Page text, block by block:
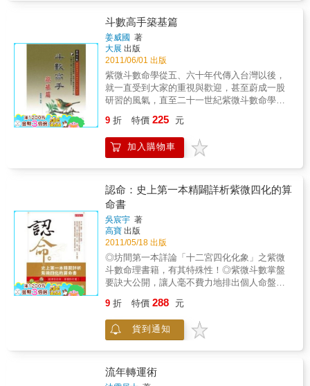
方式介紹詳細介紹各格局及星斗在命宮的特性
與影響特別收錄健康與財富的宮位解析融會貫
通紫微斗數的奧秘讓你算命不求人，更能掌握
命運
古往今來的所有預測術中，紫微斗數是最嚴密
的，最大氣的，也是最玄妙的，被冠為古代群
數之首。為了明晰紫微斗數的理論體系，展現
其種種特色，使之為今所用，本書在參考權威
古本的基礎上，綜合歷代研究成果，深入淺出
地分析了紫微斗數的推算與論斷體系。全書設
計了豐富的示意圖和表格，對命盤的排列過程
進行了重點介紹，詳細解讀了每一個步驟，深
入分析了每一個星曜，並配以大量命理參斷的
解這種現代編輯方法，更深入地闡釋了道教天
文歷算學，是讀者瞭解中國傳統文化，認識自
我人生的一個窗口。如果你想一探人生究竟，
一下「天下第一神數」所包含的人生玄機！當
夜幕降臨，你抬頭仰望滿天星斗的時候，是不
是經常感嘆宇宙的浩渺與人生的神秘？是不是
也想一探那美麗星辰的究竟？其實，這並不是
你一個人的感嘆與好奇，而是人類亙古的迷思
與夢想。早在幾千年前，道教宗師就開始思索
星辰與人生的關係，並利用宇宙能量場原理，
比附廣為人知的封神故事，發展出了一套體系
中國傳統最精準的吉凶預測術◎深入淺出：用
生動的話語和循循善誘的方式講述「天下第一
神數」，帶你認識紫微斗數的奧妙。◎生活實
用：幫你在滿天星空中找到屬於你的座標，推
繪圖：200多幅手繪圖，精心設計的推算流程，
細緻著色的明代繡像畫，收藏、餽贈幾相宜。
斗數高手築基篇
姜威國 著
大展 出版
2011/06/01 出版
紫微斗數命學從五、六十年代傳入台灣以後，
就一直受到大家的重視與歡迎，甚至蔚成一股
研習的風氣，直至二十一世紀紫微斗數命學從
的重視與歡迎，甚至蔚成一股研習的風氣，直
至二十一世紀的今日，仍舊是風華不減，至於
對未知的將來，相信也一樣有著其令人著迷的
也都會刻意地去瀏覽一下，看看有沒有比較新
穎突出或是具有創意性的作品，畢竟代代有新
人輩出，這樣對於紫微斗數延傳的使命，才不
至於辜負古人的一番用心與傳承。在前兩本著
作『斗數高手—實戰過招』與『斗數高手—星
曜秘儀解碼』中，筆者也盡量不用條文規則去
解釋相關內容，畢竟若都是以「背誦」的角度
來研習，那可保證的是—你一輩子都背不完
—。這本書是提供給從未研習過紫微斗數的讀
者所撰寫，因此在書寫的過程與內容上，筆者
希望有緣的讀者能在輕鬆且愉快的情境下，將
這門數術的築基穩固，以期日後能優游自在地
進入紫微斗數的領域中探討挖寶，筆者在此也
一年多的時間才完成，其中也公開了很多竅門
9 折 特價 225 元
加入購物車
認命：史上第一本精闢詳析紫微四化的算
命書
吳宸宇 著
高寶 出版
2011/05/18 出版
◎坊間第一本詳論「十二宮四化化象」之紫微
斗數命理書籍，有其特殊性！◎紫微斗數掌盤
要訣大公開，讓人毫不費力地排出個人命盤！
到位，是不可錯過的實用工具書！認清你的
命，掌握你的運！做人要認命，更要造好命！
想分析命盤，只是了解紫微斗數奧義還不夠，
四化關係逐一論述，細膩而深入，讓你精準掌
握人生、創造好命運。古老智慧的精華，助你
9 折 特價 288 元
貨到通知
流年轉運術